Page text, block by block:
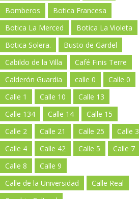
Bomberos
Botica Francesa
Botica La Merced
Botica La Violeta
Botica Solera.
Busto de Gardel
Cabildo de la Villa
Café Finis Terre
Calderón Guardia
calle 0
Calle 0
Calle 1
Calle 10
Calle 13
Calle 134
Calle 14
Calle 15
Calle 2
Calle 21 Calle 25
Calle 3
Calle 4
Calle 42 Calle 5
Calle 7
Calle 8
Calle 9
Calle de la Universidad
Calle Real